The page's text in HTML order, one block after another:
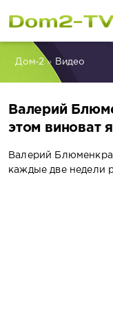
Дом-2» Видео
Валерий
этом виноват
Валерий
каждые две недели